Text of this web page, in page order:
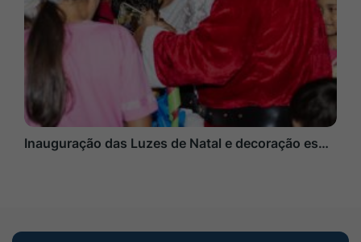
Inauguração das Luzes de Natal e decoração es…